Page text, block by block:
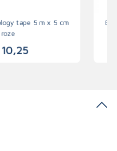
tape 5 m x 5 cm
roze